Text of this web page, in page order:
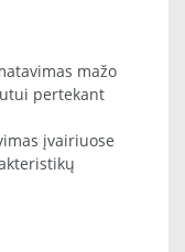
mažo
pertekant
įvairiuose